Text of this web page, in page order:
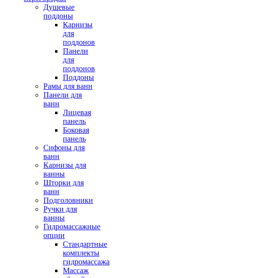
Душевые
поддоны
Карнизы
для
поддонов
Панели
для
поддонов
Поддоны
Рамы для ванн
Панели для
ванн
Лицевая
панель
Боковая
панель
Сифоны для
ванн
Карнизы для
ванны
Шторки для
ванн
Подголовники
Ручки для
ванны
Гидромассажные
опции
Стандартные
комплекты
гидромассажа
Массаж